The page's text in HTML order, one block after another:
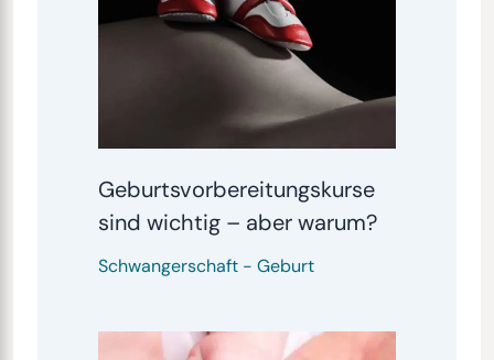
Geburtsvorbereitungskurse
sind wichtig – aber warum?
Schwangerschaft- Geburt